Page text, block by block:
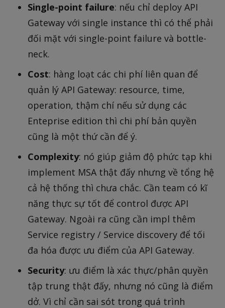
Single-point failure: nếu chỉ deploy API
Gateway với single instance thì có thể phải
đối mặt với single-point failure và bottle-
neck.
Cost: hàng loạt các chi phí liên quan để
quản lý API Gateway: resource, time,
operation, thậm chí nếu sử dụng các
Enteprise edition thì chi phí bản quyền
cũng là một thứ cần để ý.
Complexity: nó giúp giảm độ phức tạp khi
implement MSA thật đấy nhưng về tổng hệ
cả hệ thống thì chưa chắc. Cần team có kĩ
năng thực sự tốt để control được API
Gateway. Ngoài ra cũng cần impl thêm
Service registry / Service discovery để tối
đa hóa được ưu điểm của API Gateway.
Security: ưu điểm là xác thực/phân quyền
tập trung thật đấy, nhưng nó cũng là điểm
dở. Vì chỉ cần sai sót trong quá trình